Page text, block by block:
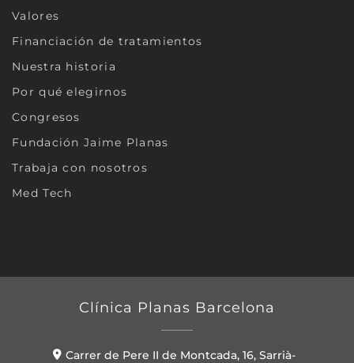
Valores
Financiación de tratamientos
Nuestra historia
Por qué elegirnos
Congresos
Fundación Jaime Planas
Trabaja con nosotros
Med Tech
Clínica Planas Barcelona
Carrer de Pere II de Montcada, 16, Sarrià-